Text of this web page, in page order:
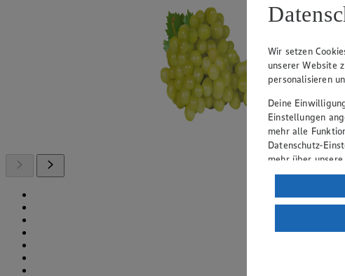
Wir setzen
unserer Website
personalisieren
Deine
Einstellungen
mehr alle
Datenschutz-
mehr über
Verarbeitung
Wenn du auf
ein, dass deine
einem nach
Risiko eines